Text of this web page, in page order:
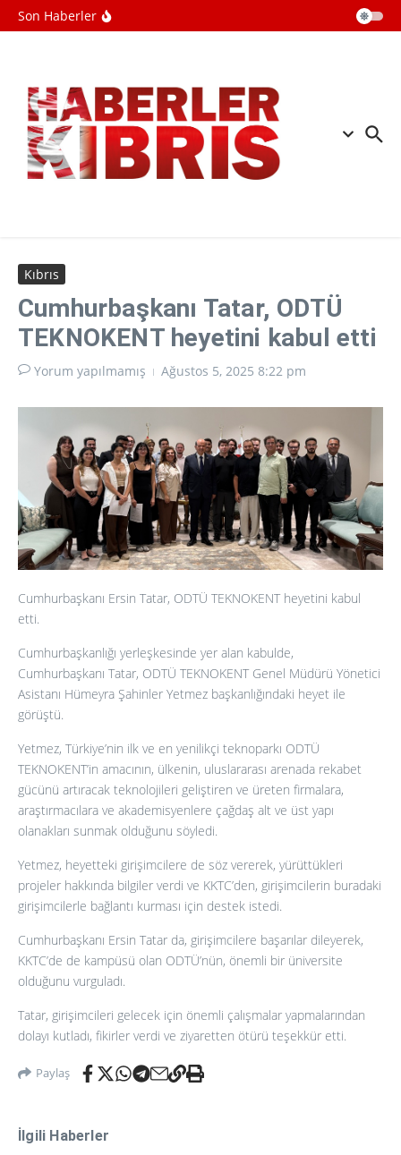
İçeriğe atla
Son Haberler
Kaybeder?
bizi sırtımızdan bıçakladı
Kıbrıs
Cumhurbaşkanı Tatar, ODTÜ
TEKNOKENT heyetini kabul etti
Yorum yapılmamış Ağustos 5, 2025 8:22 pm
Cumhurbaşkanı Ersin Tatar, ODTÜ TEKNOKENT heyetini kabul
etti.
Cumhurbaşkanlığı yerleşkesinde yer alan kabulde,
Cumhurbaşkanı Tatar, ODTÜ TEKNOKENT Genel Müdürü Yönetici
Asistanı Hümeyra Şahinler Yetmez başkanlığındaki heyet ile
görüştü.
Yetmez, Türkiye’nin ilk ve en yenilikçi teknoparkı ODTÜ
TEKNOKENT’in amacının, ülkenin, uluslararası arenada rekabet
gücünü artıracak teknolojileri geliştiren ve üreten firmalara,
araştırmacılara ve akademisyenlere çağdaş alt ve üst yapı
olanakları sunmak olduğunu söyledi.
Yetmez, heyetteki girişimcilere de söz vererek, yürüttükleri
projeler hakkında bilgiler verdi ve KKTC’den, girişimcilerin buradaki
girişimcilerle bağlantı kurması için destek istedi.
Cumhurbaşkanı Ersin Tatar da, girişimcilere başarılar dileyerek,
KKTC’de de kampüsü olan ODTÜ’nün, önemli bir üniversite
olduğunu vurguladı.
Tatar, girişimcileri gelecek için önemli çalışmalar yapmalarından
dolayı kutladı, fikirler verdi ve ziyaretten ötürü teşekkür etti.
Paylaş
İlgili Haberler